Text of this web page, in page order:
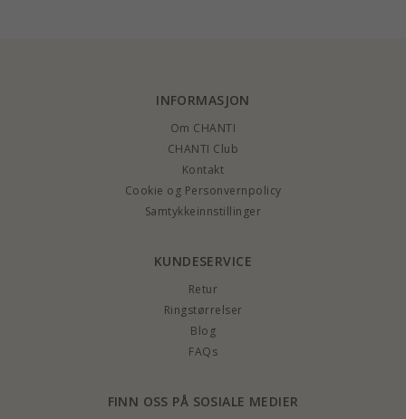
INFORMASJON
Om CHANTI
CHANTI Club
Kontakt
Cookie og Personvernpolicy
Samtykkeinnstillinger
KUNDESERVICE
Retur
Ringstørrelser
Blog
FAQs
FINN OSS PÅ SOSIALE MEDIER